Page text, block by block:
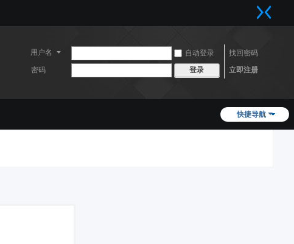
用户名 自动登录
找回密码
密码
登录 立即注册
快捷导航